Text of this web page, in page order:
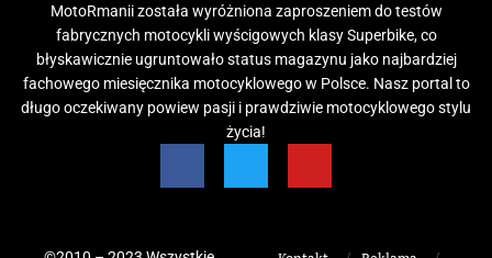
MotoRmanii została wyróżniona zaproszeniem do testów
fabrycznych motocykli wyścigowych klasy Superbike, co
błyskawicznie ugruntowało status magazynu jako najbardziej
fachowego miesięcznika motocyklowego w Polsce. Nasz portal to
długo oczekiwany powiew pasji i prawdziwie motocyklowego stylu
życia!